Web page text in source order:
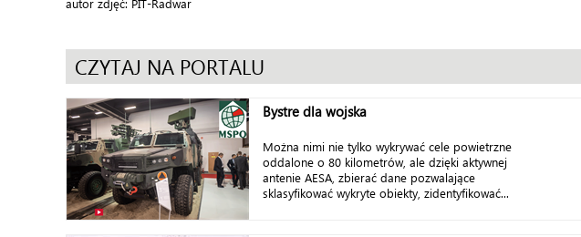
autor zdjęć: PIT-Radwar
CZYTAJ NA PORTALU
Bystre dla wojska
Można nimi nie tylko wykrywać cele powietrzne
oddalone o 80 kilometrów, ale dzięki aktywnej
antenie AESA, zbierać dane pozwalające
sklasyfikować wykryte obiekty, zidentyfikować...